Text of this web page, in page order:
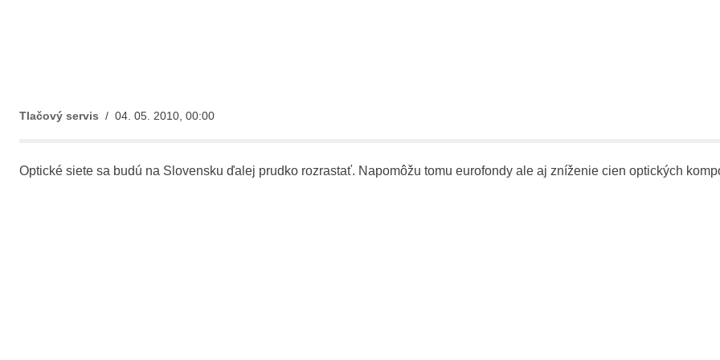
Tlačový servis / 04. 05. 2010, 00:00
Optické siete sa budú na Slovensku ďalej prudko rozrastať. Napomôžu tomu eurofondy ale aj zníženie cien optických